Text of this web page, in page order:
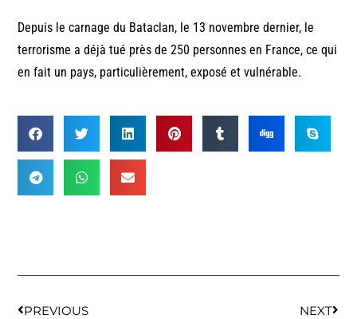
Depuis le carnage du Bataclan, le 13 novembre dernier, le
terrorisme a déjà tué près de 250 personnes en France, ce qui
en fait un pays, particulièrement, exposé et vulnérable.
PREVIOUS NEXT